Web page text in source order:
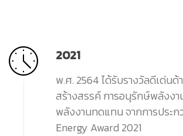
2021
พ.ศ. 2564 ได้รับรางวัลดีเด่น
สร้างสรรค์ การอนุรักษ์พลังง
พลังงานทดแทน จากการประ
Energy Award 2021